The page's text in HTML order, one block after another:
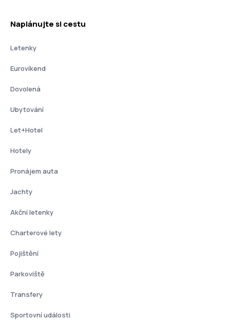
Naplánujte si cestu
Letenky
Eurovíkend
Dovolená
Ubytování
Let+Hotel
Hotely
Pronájem auta
Jachty
Akční letenky
Charterové lety
Pojištění
Parkoviště
Transfery
Sportovní události